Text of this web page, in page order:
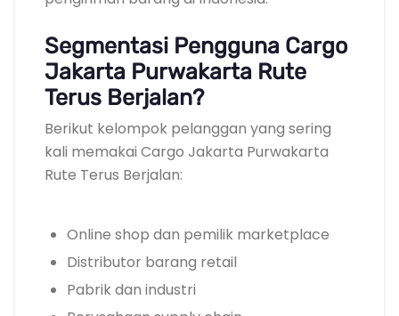
Segmentasi Pengguna Cargo
Jakarta Purwakarta Rute
Terus Berjalan?
Berikut kelompok pelanggan yang sering
kali memakai Cargo Jakarta Purwakarta
Rute Terus Berjalan:
Online shop dan pemilik marketplace
Distributor barang retail
Pabrik dan industri